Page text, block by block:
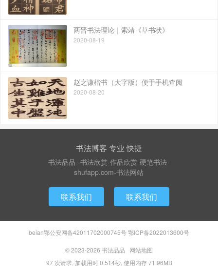
两晋书法理论｜索靖《草书状》
2020-08-19
赵之谦楷书（大字版）便于手机查阅
2020-08-20
书法博客 专业 快捷
书法品品--书法欣赏-作品欣赏-硬笔书法-
shufapp.com-书法网站
联系我们 联系我们
beian鄂公安网备42011702000745号 鄂ICP备2022013600号
© 2023-2026 书法品品
网站地图
97 次请求, 加载用时 0.514秒, 使用内存 71.96MB